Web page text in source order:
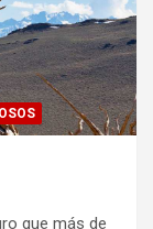
que más de